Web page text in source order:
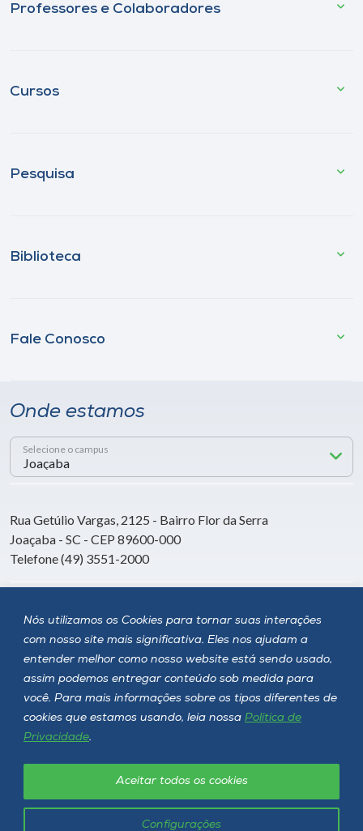
Nós utilizamos os Cookies para tornar suas interações
com nosso site mais significativa. Eles nos ajudam a
entender melhor como nosso website está sendo usado,
assim podemos entregar conteúdo sob medida para
você. Para mais informações sobre os tipos diferentes de
cookies que estamos usando, leia nossa Política de
Privacidade.
Configurações
Aceitar todos os cookies
Professores e Colaboradores
Cursos
Pesquisa
Biblioteca
Fale Conosco
Onde estamos
Selecione o campus
Rua Getúlio Vargas, 2125 - Bairro Flor da Serra
Joaçaba - SC - CEP 89600-000
Telefone (49) 3551-2000
Siga a Unoesc
Unoesc © 2026 - Todos os direitos reservados
Política de privacidade LGPD